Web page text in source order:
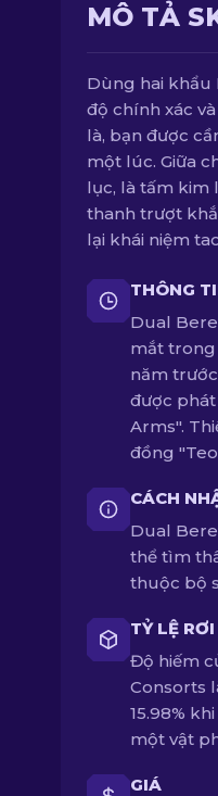
MÔ TẢ
Dùng hai
độ chính xác
là, bạn được
một lúc. Giữa
lục, là tấm kim
thanh trượt
lại khái niệm
THÔNG
Dual
mắt trong
năm
được
Arms".
đồng
CÁCH
Dual
thể tìm
thuộc bộ
TỶ LỆ RƠI
Độ hiếm
Consorts
15.98%
một vật
GIÁ